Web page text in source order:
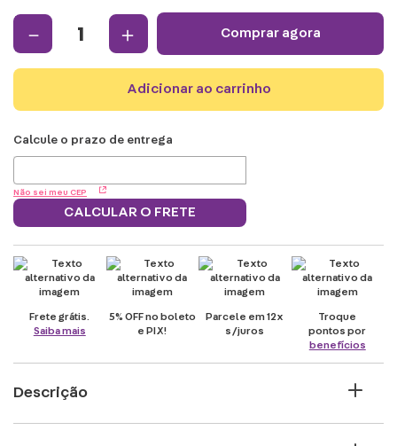
＋
－ comprar agora
adicionar ao carrinho
Não sei meu CEP
CALCULAR O FRETE
Frete grátis.
Saiba mais
5% OFF no boleto
e PIX!
Parcele em 12x
s/juros
Troque
pontos por
benefícios
Descrição